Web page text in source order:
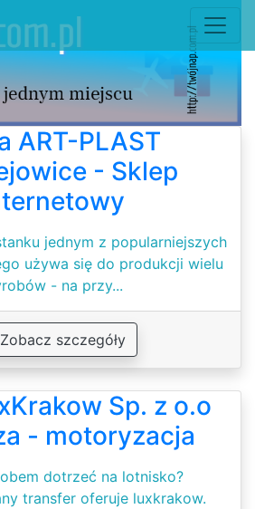
ART-PLAST
- Sklep
jednym z popularniejszych
używa się do produkcji wielu
- na przy...
Zobacz szczegóły
Sp. z o.o
- motoryzacja
dotrzeć na lotnisko?
transfer oferuje luxkrakow.